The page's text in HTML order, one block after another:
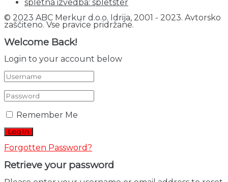
spletna izvedba: spletster
© 2023 ABC Merkur d.o.o. Idrija, 2001 - 2023. Avtorsko
zaščiteno. Vse pravice pridržane.
Welcome Back!
Login to your account below
Remember Me
Forgotten Password?
Retrieve your password